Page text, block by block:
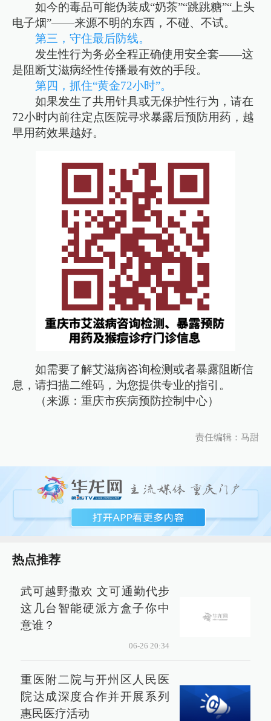
如今的毒品可能伪装成“奶茶”“跳跳糖”“上头
电子烟”——来源不明的东西，不碰、不试。
第三，守住最后防线。
发生性行为务必全程正确使用安全套——这
是阻断艾滋病经性传播最有效的手段。
第四，抓住“黄金72小时”。
如果发生了共用针具或无保护性行为，请在
72小时内前往定点医院寻求暴露后预防用药，越
早用药效果越好。
如需要了解艾滋病咨询检测或者暴露阻断信
息，请扫描二维码，为您提供专业的指引。
（​来源：重庆市疾病预防控制中心）
责任编辑：马甜
热点推荐
武可越野撒欢 文可通勤代步
这几台智能硬派方盒子你中
意谁？
06-26 20:34
重医附二院与开州区人民医
院达成深度合作并开展系列
惠民医疗活动